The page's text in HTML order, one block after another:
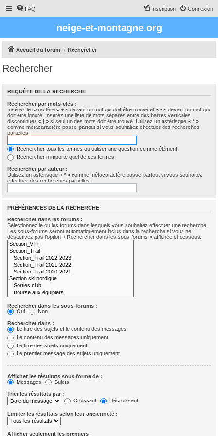
FAQ Connexion
Inscription
neige-et-montagne.org
Accueil du forum Rechercher
Rechercher
REQUÊTE DE LA RECHERCHE
Rechercher par mots-clés :
Insérez le caractère « + » devant un mot qui doit être trouvé et « - » devant un mot qui
doit être ignoré. Insérez une liste de mots séparés entre des barres verticales
discontinues « | » si seul un des mots doit être trouvé. Utilisez un astérisque « * »
comme métacaractère passe-partout si vous souhaitez effectuer des recherches
partielles.
Rechercher tous les termes ou utiliser une question comme élément
Rechercher n’importe quel de ces termes
Rechercher par auteur :
Utilisez un astérisque « * » comme métacaractère passe-partout si vous souhaitez
effectuer des recherches partielles.
PRÉFÉRENCES DE LA RECHERCHE
Rechercher dans les forums :
Sélectionnez le ou les forums dans lesquels vous souhaitez effectuer une recherche.
Les sous-forums seront automatiquement inclus dans la recherche si vous ne
désactivez pas l’option « Rechercher dans les sous-forums » affichée ci-dessous.
Rechercher dans les sous-forums :
Oui
Non
Rechercher dans :
Le titre des sujets et le contenu des messages
Le contenu des messages uniquement
Le titre des sujets uniquement
Le premier message des sujets uniquement
Afficher les résultats sous forme de :
Messages
Sujets
Trier les résultats par :
Croissant
Décroissant
Limiter les résultats selon leur ancienneté :
Afficher seulement les premiers :